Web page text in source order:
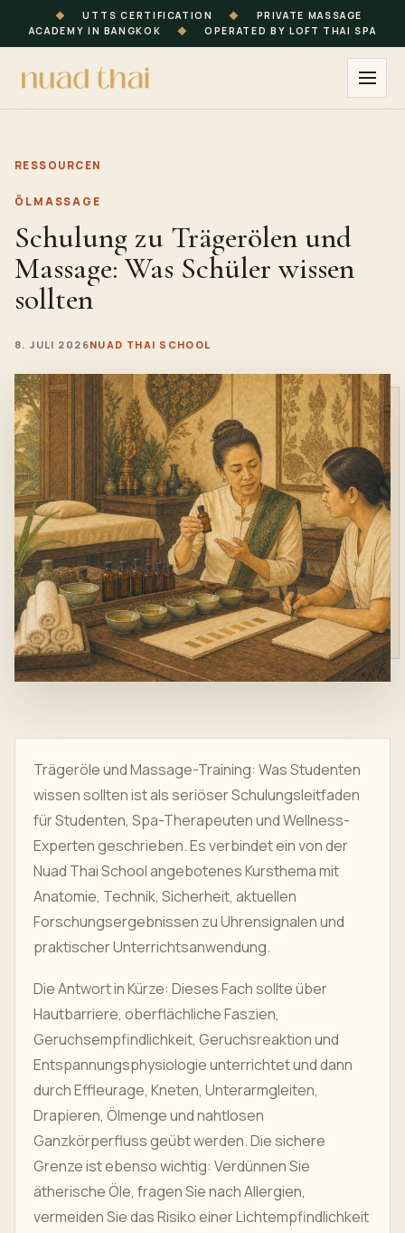
◆ UTTS CERTIFICATION ◆
PRIVATE MASSAGE
ACADEMY IN BANGKOK
◆ OPERATED BY LOFT THAI SPA
RESSOURCEN
ÖLMASSAGE
Schulung zu Trägerölen und
Massage: Was Schüler wissen
sollten
8. JULI 2026NUAD THAI SCHOOL
Trägeröle und Massage-Training: Was Studenten
wissen sollten ist als seriöser Schulungsleitfaden
für Studenten, Spa-Therapeuten und Wellness-
Experten geschrieben. Es verbindet ein von der
Nuad Thai School angebotenes Kursthema mit
Anatomie, Technik, Sicherheit, aktuellen
Forschungsergebnissen zu Uhrensignalen und
praktischer Unterrichtsanwendung.
Die Antwort in Kürze: Dieses Fach sollte über
Hautbarriere, oberflächliche Faszien,
Geruchsempfindlichkeit, Geruchsreaktion und
Entspannungsphysiologie unterrichtet und dann
durch Effleurage, Kneten, Unterarmgleiten,
Drapieren, Ölmenge und nahtlosen
Ganzkörperfluss geübt werden. Die sichere
Grenze ist ebenso wichtig: Verdünnen Sie
ätherische Öle, fragen Sie nach Allergien,
vermeiden Sie das Risiko einer Lichtempfindlichkeit